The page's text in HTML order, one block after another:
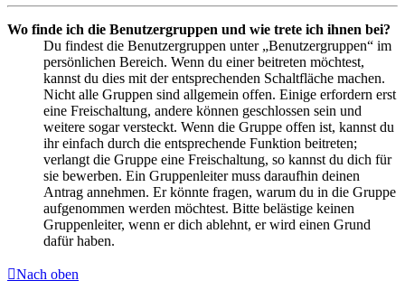
Wo finde ich die Benutzergruppen und wie trete ich ihnen bei?
Du findest die Benutzergruppen unter „Benutzergruppen“ im
persönlichen Bereich. Wenn du einer beitreten möchtest,
kannst du dies mit der entsprechenden Schaltfläche machen.
Nicht alle Gruppen sind allgemein offen. Einige erfordern erst
eine Freischaltung, andere können geschlossen sein und
weitere sogar versteckt. Wenn die Gruppe offen ist, kannst du
ihr einfach durch die entsprechende Funktion beitreten;
verlangt die Gruppe eine Freischaltung, so kannst du dich für
sie bewerben. Ein Gruppenleiter muss daraufhin deinen
Antrag annehmen. Er könnte fragen, warum du in die Gruppe
aufgenommen werden möchtest. Bitte belästige keinen
Gruppenleiter, wenn er dich ablehnt, er wird einen Grund
dafür haben.
Nach oben